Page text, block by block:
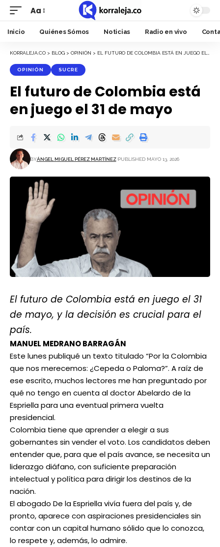
Font
Resizer
Aa
Inicio Quiénes Sómos Noticias Radio en vivo
KORRALEJA.CO > BLOG > OPINIÓN > EL FUTURO DE COLOMBIA ESTÁ EN JUEGO EL 31 DE MAYO
OPINIÓN SUCRE
El futuro de Colombia está
en juego el 31 de mayo
BYÁNGEL MIGUEL PÉREZ MARTÍNEZ PUBLISHED MAYO 13, 2026
El futuro de Colombia está en juego el 31
de mayo, y la decisión es crucial para el
país.
MANUEL MEDRANO BARRAGÁN
Este lunes publiqué un texto titulado “Por la Colombia
que nos merecemos: ¿Cepeda o Paloma?”. A raíz de
ese escrito, muchos lectores me han preguntado por
qué no tengo en cuenta al doctor Abelardo de la
Espriella para una eventual primera vuelta
presidencial.
Colombia tiene que aprender a elegir a sus
gobernantes sin vender el voto. Los candidatos deben
entender que, para que el país avance, se necesita un
liderazgo diáfano, con suficiente preparación
intelectual y política para dirigir los destinos de la
nación.
El abogado De la Espriella vivía fuera del país y, de
pronto, aparece con aspiraciones presidenciales sin
contar con un capital humano sólido que lo conozca,
lo respete y, además, lo admire.